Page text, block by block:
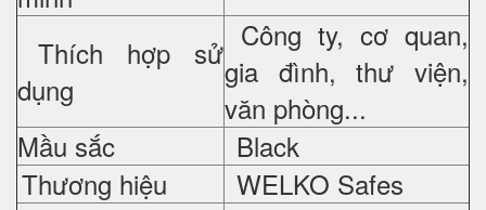
Thích hợp sử
dụng
Công ty, cơ quan,
gia đình, thư viện,
văn phòng...
Mầu sắc
Black
Thương hiệu
WELKO Safes